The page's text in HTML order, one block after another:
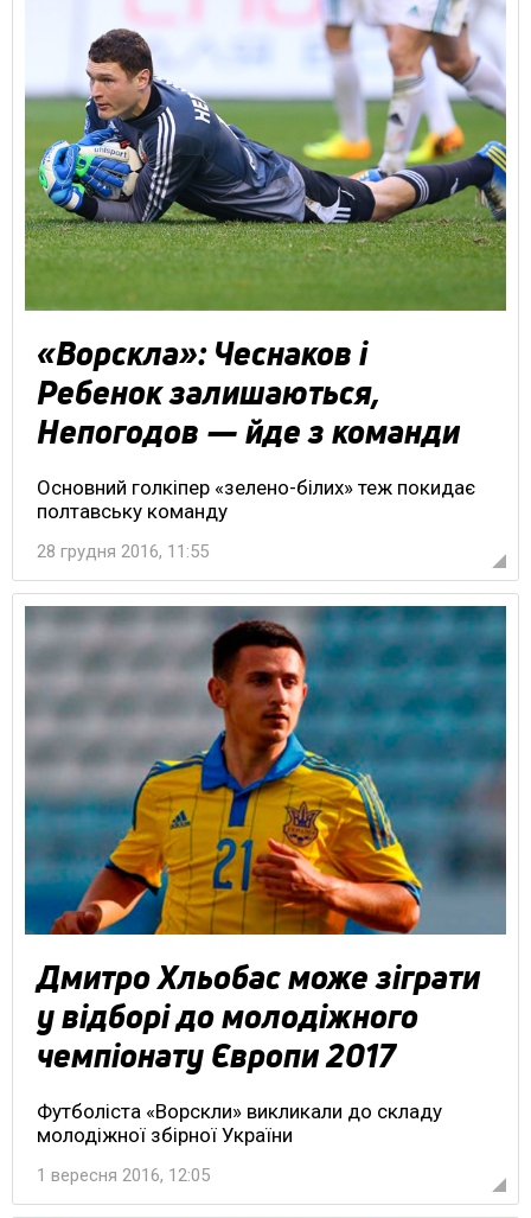
«Ворскла»: Чеснаков і
Ребенок залишаються,
Непогодов — йде з команди
Основний голкіпер «зелено-білих» теж покидає
полтавську команду
28 грудня 2016, 11:55
Дмитро Хльобас може зіграти
у відборі до молодіжного
чемпіонату Європи 2017
Футболіста «Ворскли» викликали до складу
молодіжної збірної України
1 вересня 2016, 12:05